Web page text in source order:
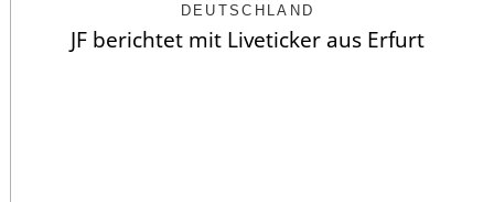
DEUTSCHLAND
JF berichtet mit Liveticker aus Erfurt